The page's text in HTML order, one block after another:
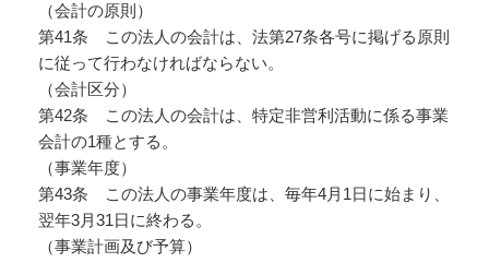
（会計の原則）
第41条 この法人の会計は、法第27条各号に掲げる原則
に従って行わなければならない。
（会計区分）
第42条 この法人の会計は、特定非営利活動に係る事業
会計の1種とする。
（事業年度）
第43条 この法人の事業年度は、毎年4月1日に始まり、
翌年3月31日に終わる。
（事業計画及び予算）